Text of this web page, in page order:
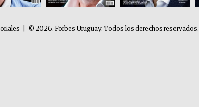
© 2026. Forbes Uruguay. Todos los derechos reservados.